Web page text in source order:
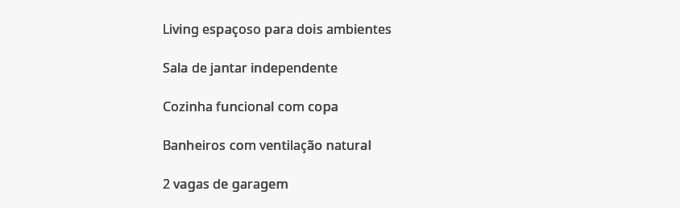
Living espaçoso para dois ambientes
Sala de jantar independente
Cozinha funcional com copa
Banheiros com ventilação natural
2 vagas de garagem